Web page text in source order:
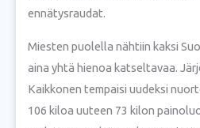
ennätysraudat.
Miesten puolella nähtiin kaksi
aina yhtä hienoa katseltavaa.
Kaikkonen tempaisi uudeksi
106 kiloa uuteen 73 kilon